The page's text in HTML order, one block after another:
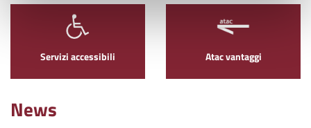
Servizi accessibili Atac vantaggi
News